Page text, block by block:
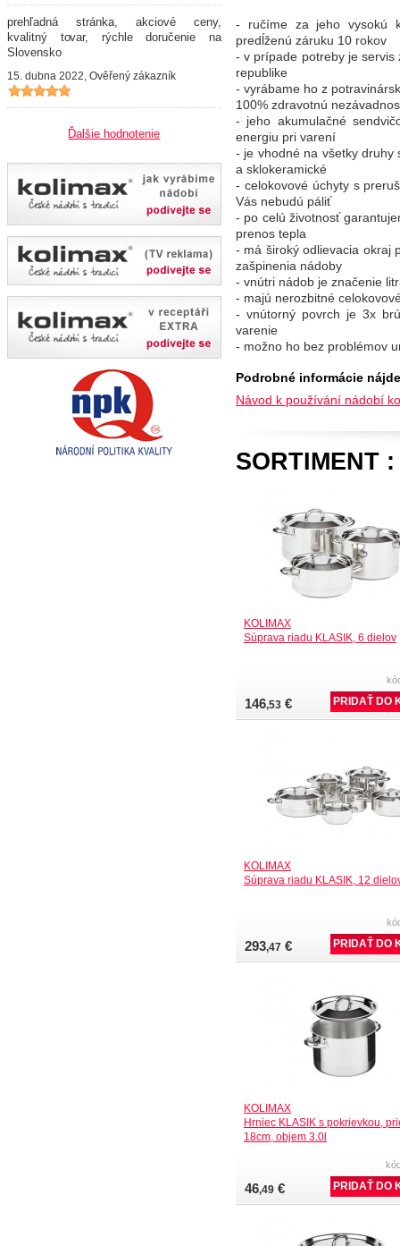
- ručíme za jeho vysokú
predĺženú záruku 10 rokov
- v prípade potreby je servis
republike
- vyrábame ho z
100% zdravotnú
- jeho akumulačné
energiu pri varení
- je vhodné na všetky druhy
a sklokeramické
- celokovové úchyty s
Vás nebudú páliť
- po celú životnosť
prenos tepla
- má široký odlievacia okraj
zašpinenia nádoby
- vnútri nádob je značenie
- majú nerozbitné
- vnútorný povrch je 3x
varenie
- možno ho bez problémov
Podrobné informácie
Návod k používání nádobí
SORTIMENT
KOLIMAX
Súprava riadu KLASIK, 6 dielov
146,53 €
KOLIMAX
Súprava riadu KLASIK, 12
293,47 €
KOLIMAX
Hrniec KLASIK s pokrievkou,
18cm, objem 3.0l
46,49 €
prehľadná stránka, akciové ceny,
kvalitný tovar, rýchle doručenie na
Slovensko
15. dubna 2022, Ověřený zákazník
Ďalšie hodnotenie